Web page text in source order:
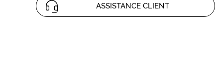
ASSISTANCE CLIENT